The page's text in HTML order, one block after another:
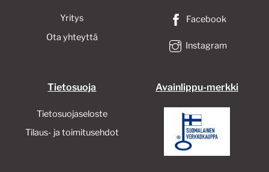
Yritys
Ota yhteyttä
Facebook
Instagram
Tietosuoja
Tietosuojaseloste
Tilaus- ja toimitusehdot
Avainlippu-merkki